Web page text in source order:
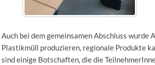
Auch bei dem gemeinsamen Abschluss
Plastikmüll produzieren, regionale Produkte
sind einige Botschaften, die die